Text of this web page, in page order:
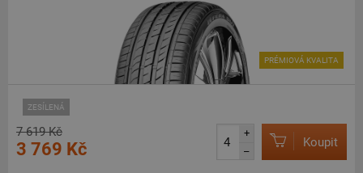
ZESÍLENÁ
PRÉMIOVÁ KVALITA
7 619 Kč
3 769 Kč
+
–
Koupit